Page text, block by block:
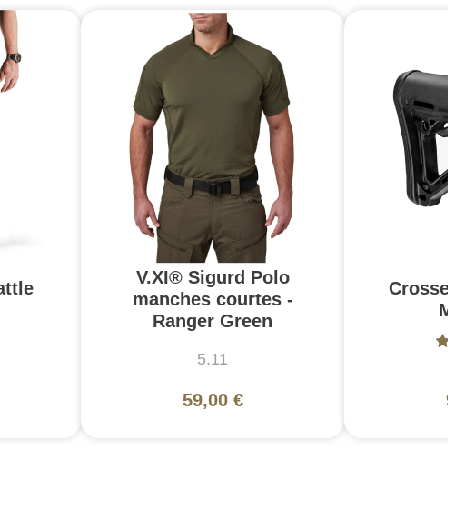
V.XI® Sigurd Polo
manches courtes -
Ranger Green
5.11
59,00 €
Crosse
Mil-